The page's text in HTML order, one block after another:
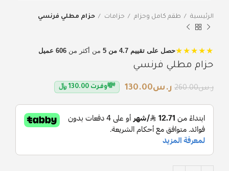
الرئيسية طقم كامل وحزام حزامات حزام مطلي فرنسي
★★★★★حصل على تقييم 4.7 من 5 من أكثر من 606 عميل
حزام مطلي فرنسي
ر.س260.00 ر.س130.00
💸وفرت 130.00 ﷼